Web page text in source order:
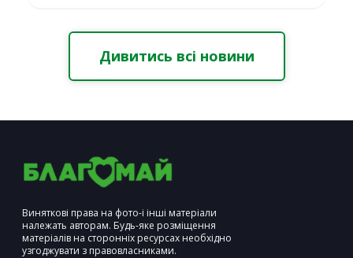
Дивитись всі новини
Виняткові права на фото-і інші матеріали
належать авторам. Будь-яке розміщення
матеріалів на сторонніх ресурсах необхідно
узгоджувати з правовласниками.